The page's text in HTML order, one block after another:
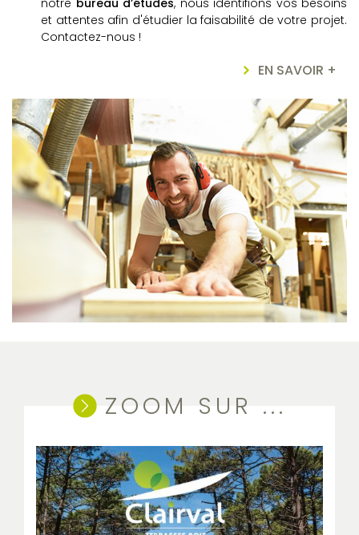
notre bureau d’études, nous identifions vos besoins
et attentes afin d'étudier la faisabilité de votre projet.
Contactez-nous !
EN SAVOIR +
ZOOM SUR ...